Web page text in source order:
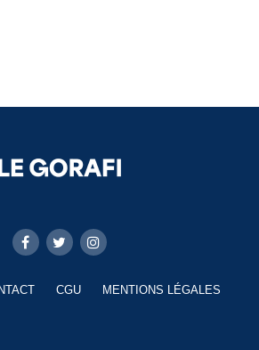
CGU MENTIONS LÉGALES